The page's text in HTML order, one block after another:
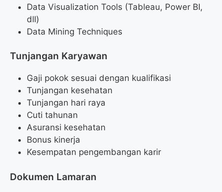
Data Visualization Tools (Tableau, Power BI,
dll)
Data Mining Techniques
Tunjangan Karyawan
Gaji pokok sesuai dengan kualifikasi
Tunjangan kesehatan
Tunjangan hari raya
Cuti tahunan
Asuransi kesehatan
Bonus kinerja
Kesempatan pengembangan karir
Dokumen Lamaran